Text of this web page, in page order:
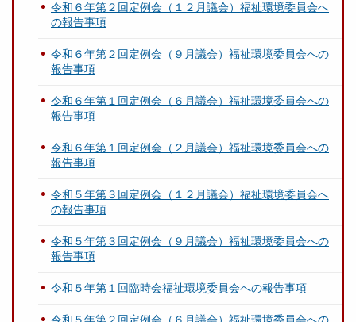
令和６年第２回定例会（１２月議会）福祉環境委員会へ
の報告事項
令和６年第２回定例会（９月議会）福祉環境委員会への
報告事項
令和６年第１回定例会（６月議会）福祉環境委員会への
報告事項
令和６年第１回定例会（２月議会）福祉環境委員会への
報告事項
令和５年第３回定例会（１２月議会）福祉環境委員会へ
の報告事項
令和５年第３回定例会（９月議会）福祉環境委員会への
報告事項
令和５年第１回臨時会福祉環境委員会への報告事項